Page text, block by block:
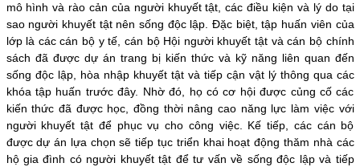
mô hình và rào cản của người khuyết tật, các điều kiện và lý do tại
sao người khuyết tật nên sống độc lập. Đặc biệt, tập huấn viên của
lớp là các cán bộ y tế, cán bộ Hội người khuyết tật và cán bộ chính
sách đã được dự án trang bị kiến thức và kỹ năng liên quan đến
sống độc lập, hòa nhập khuyết tật và tiếp cận vật lý thông qua các
khóa tập huấn trước đây. Nhờ đó, họ có cơ hội được củng cố các
kiến thức đã được học, đồng thời nâng cao năng lực làm việc với
người khuyết tật để phục vụ cho công việc. Kế tiếp, các cán bộ
được dự án lựa chọn sẽ tiếp tục triển khai hoạt động thăm nhà các
hộ gia đình có người khuyết tật để tư vấn về sống độc lập và tiếp